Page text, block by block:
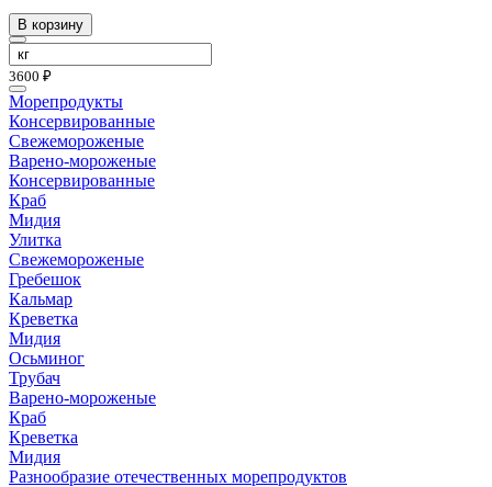
В корзину
3600 ₽
Морепродукты
Консервированные
Свежемороженые
Варено-мороженые
Консервированные
Краб
Мидия
Улитка
Свежемороженые
Гребешок
Кальмар
Креветка
Мидия
Осьминог
Трубач
Варено-мороженые
Краб
Креветка
Мидия
Разнообразие отечественных морепродуктов